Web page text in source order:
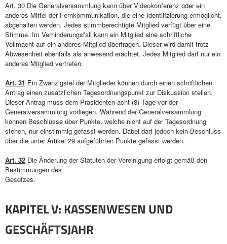
Art. 30 Die Generalversammlung kann über Videokonferenz oder ein
anderes Mittel der Fernkommunikation, die eine Identifizierung ermöglicht,
abgehalten werden. Jedes stimmberechtigte Mitglied verfügt über eine
Stimme. Im Verhinderungsfall kann ein Mitglied eine schriftliche
Vollmacht auf ein anderes Mitglied übertragen. Dieser wird damit trotz
Abwesenheit ebenfalls als anwesend erachtet. Jedes Mitglied darf nur ein
anderes Mitglied vertreten.
Art. 31 Ein Zwanzigstel der Mitglieder können durch einen schriftlichen
Antrag einen zusätzlichen Tagesordnungspunkt zur Diskussion stellen.
Dieser Antrag muss dem Präsidenten acht (8) Tage vor der
Generalversammlung vorliegen. Während der Generalversammlung
können Beschlüsse über Punkte, welche nicht auf der Tagesordnung
stehen, nur einstimmig gefasst werden. Dabei darf jedoch kein Beschluss
über die unter Artikel 29 aufgeführten Punkte gefasst werden.
Art. 32 Die Änderung der Statuten der Vereinigung erfolgt gemäß den
Bestimmungen des
Gesetzes.
KAPITEL V: KASSENWESEN UND
GESCHÄFTSJAHR